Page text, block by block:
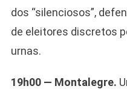
dos “silenciosos”,
de eleitores discretos
urnas.
19h00 — Montalegre.